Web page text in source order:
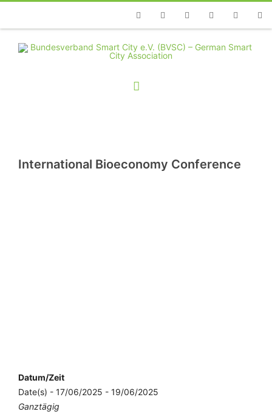
TelefonFacebookTwitterYoutubeInstagramLinkedin
International Bioeconomy Conference
Datum/Zeit
Date(s) - 17/06/2025 - 19/06/2025
Ganztägig